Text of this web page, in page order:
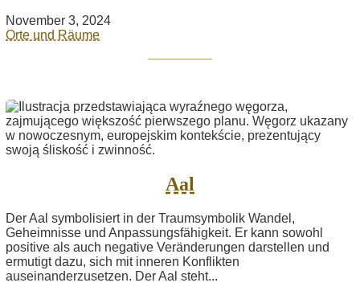
November 3, 2024
Orte und Räume
Aal
Der Aal symbolisiert in der Traumsymbolik Wandel,
Geheimnisse und Anpassungsfähigkeit. Er kann sowohl
positive als auch negative Veränderungen darstellen und
ermutigt dazu, sich mit inneren Konflikten
auseinanderzusetzen. Der Aal steht...